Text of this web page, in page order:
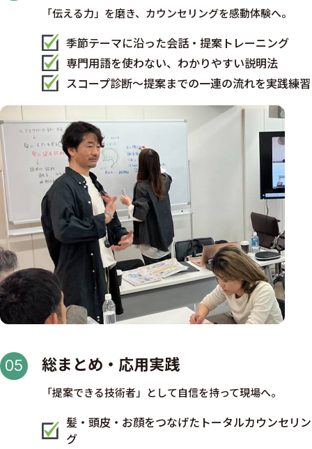
「伝える力」を磨き、カウンセリングを感動体験へ。
季節テーマに沿った会話・提案トレーニング
専門用語を使わない、わかりやすい説明法
スコープ診断〜提案までの一連の流れを実践練習
05 総まとめ・応用実践
「提案できる技術者」として自信を持って現場へ。
髪・頭皮・お顔をつなげたトータルカウンセリン
グ